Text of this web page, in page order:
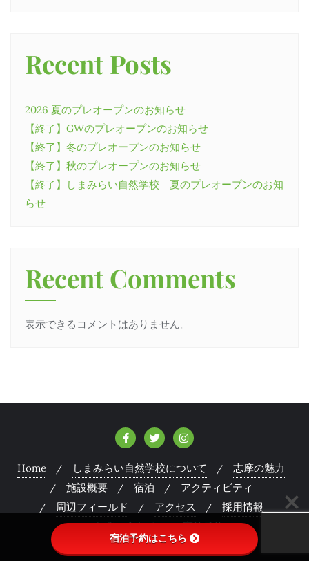
Recent Posts
2026 夏のプレオープンのお知らせ
【終了】GWのプレオープンのお知らせ
【終了】冬のプレオープンのお知らせ
【終了】秋のプレオープンのお知らせ
【終了】しまみらい自然学校 夏のプレオープンのお知
らせ
Recent Comments
表示できるコメントはありません。
Home しまみらい自然学校について
志摩の魅力
施設概要
宿泊
アクティビティ
周辺フィールド
アクセス
採用情報
お問い合わせ
宿泊予約
特定商取引法に基づく表記
宿泊予約はこちら